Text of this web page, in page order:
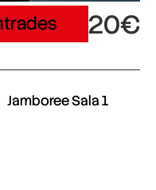
20€
Jamboree Sala 1